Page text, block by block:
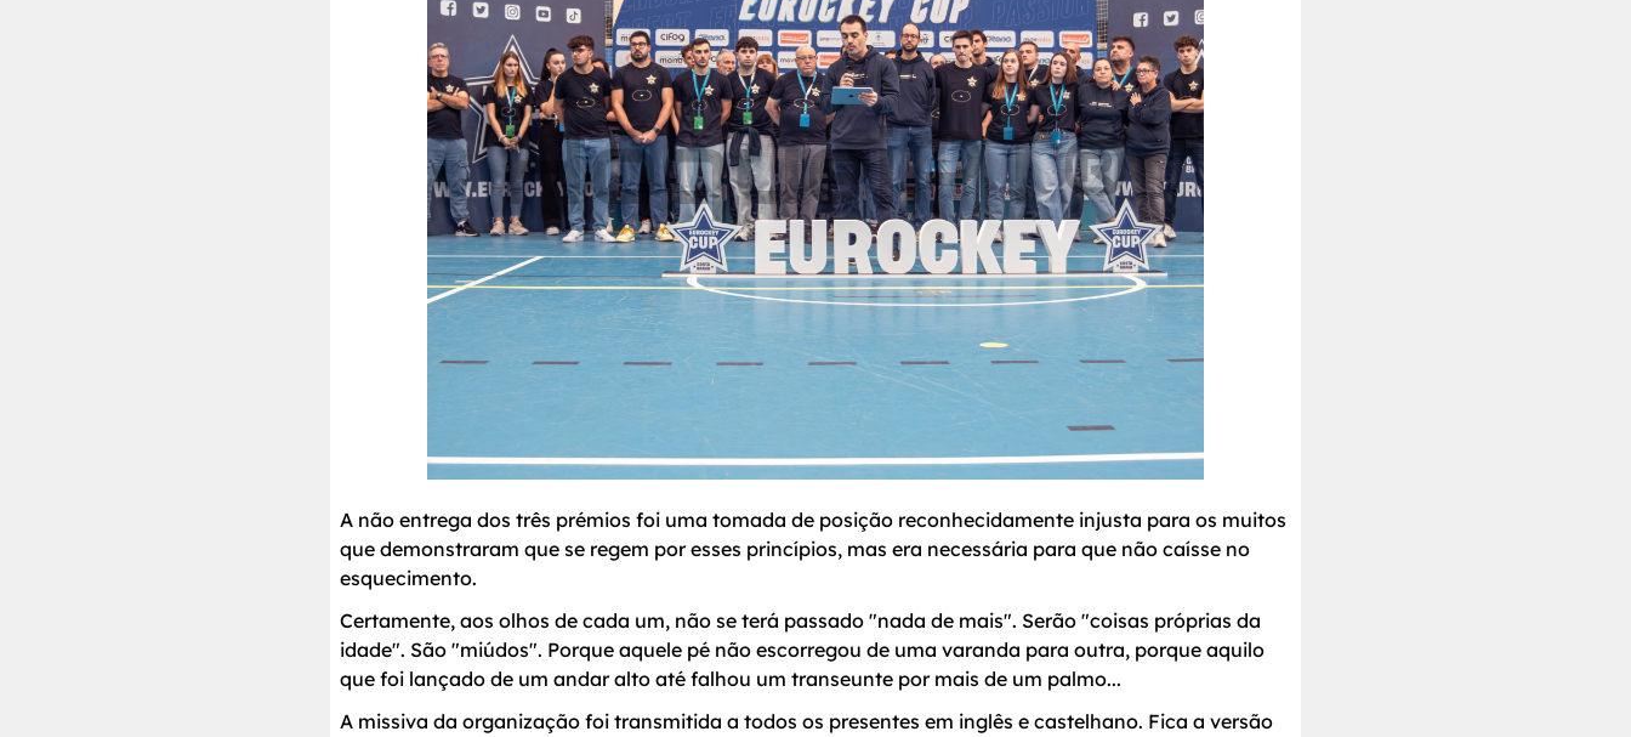
A não entrega dos três prémios foi uma tomada de posição reconhecidamente injusta para os muitos
que demonstraram que se regem por esses princípios, mas era necessária para que não caísse no
esquecimento.
Certamente, aos olhos de cada um, não se terá passado "nada de mais". Serão "coisas próprias da
idade". São "miúdos". Porque aquele pé não escorregou de uma varanda para outra, porque aquilo
que foi lançado de um andar alto até falhou um transeunte por mais de um palmo...
A missiva da organização foi transmitida a todos os presentes em inglês e castelhano. Fica a versão